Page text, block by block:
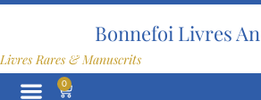
Aller
Bonnefoi Livres
Livres Rares & Manuscrits
0
Panier